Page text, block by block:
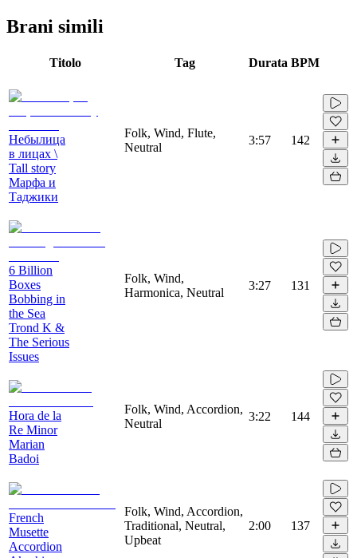
Brani simili
Titolo Tag Durata BPM
Небылица
в лицах \
Tall story
Марфа и
Таджики
Folk, Wind, Flute,
Neutral
3:57 142
6 Billion
Boxes
Bobbing in
the Sea
Trond K &
The Serious
Issues
Folk, Wind,
Harmonica, Neutral
3:27 131
Hora de la
Re Minor
Marian
Badoi
Folk, Wind, Accordion,
Neutral
3:22 144
French
Musette
Accordion
Folk, Wind, Accordion,
Traditional, Neutral,
Upbeat
2:00 137